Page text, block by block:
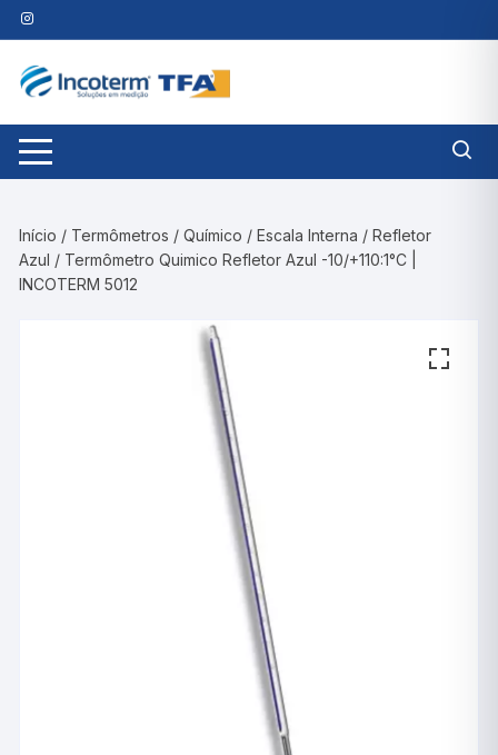
Pular
para
conteúdo
Início / Termômetros /Químico /Escala Interna /Refletor
Azul / Termômetro Quimico Refletor Azul -10/+110:1°C |
INCOTERM 5012